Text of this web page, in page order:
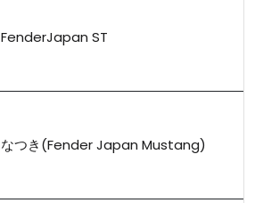
FenderJapan ST
なつき(Fender Japan Mustang)